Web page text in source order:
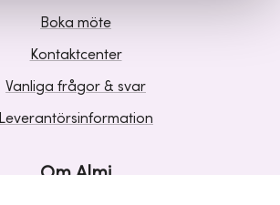
Boka möte
Kontaktcenter
Vanliga frågor & svar
Leverantörsinformation
Om Almi